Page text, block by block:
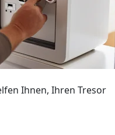
Ihnen, Ihren Tresor